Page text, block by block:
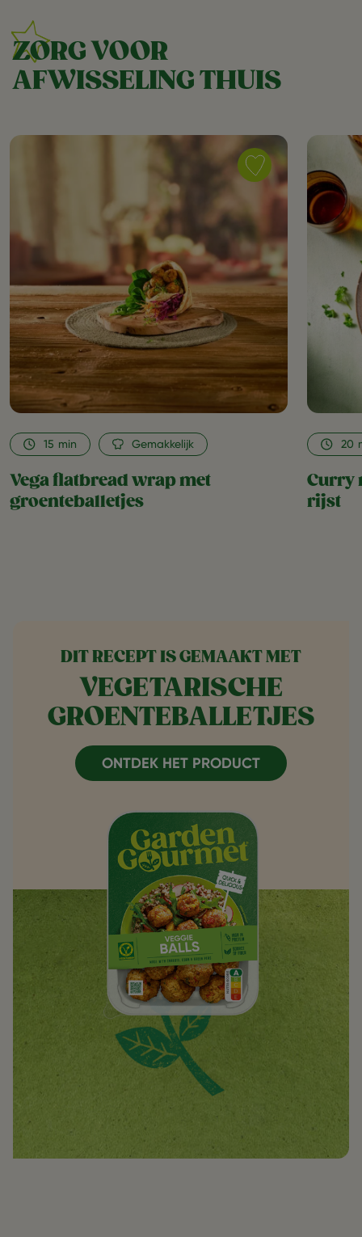
ZORG VOOR
AFWISSELING THUIS
Save
recipe
met
groenteballetjes
as
favorite
Vega flatbread wrap met
groenteballetjes
15 min Gemakkelijk
Curry
rijst
20
DIT RECEPT IS GEMAAKT MET
VEGETARISCHE
GROENTEBALLETJES
ONTDEK HET PRODUCT